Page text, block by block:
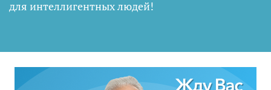
для интеллигентных людей!